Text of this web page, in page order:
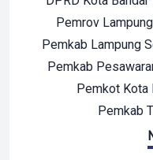
Pemrov Lampung
Pemkab Lampung
Pemkab
Pemkot Kota
Pemkab